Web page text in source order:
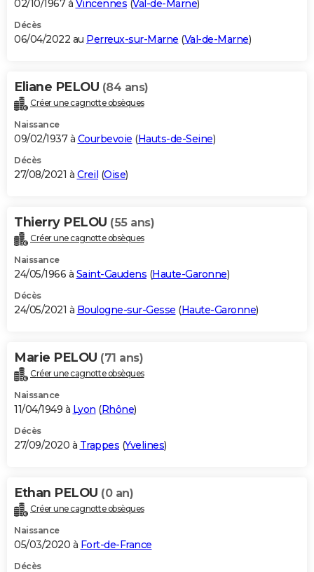
02/10/1967 à Vincennes (Val-de-Marne)
Décès
06/04/2022 au Perreux-sur-Marne (Val-de-Marne)
Eliane PELOU (84 ans)
Créer une cagnotte obsèques
Naissance
09/02/1937 à Courbevoie (Hauts-de-Seine)
Décès
27/08/2021 à Creil (Oise)
Thierry PELOU (55 ans)
Créer une cagnotte obsèques
Naissance
24/05/1966 à Saint-Gaudens (Haute-Garonne)
Décès
24/05/2021 à Boulogne-sur-Gesse (Haute-Garonne)
Marie PELOU (71 ans)
Créer une cagnotte obsèques
Naissance
11/04/1949 à Lyon (Rhône)
Décès
27/09/2020 à Trappes (Yvelines)
Ethan PELOU (0 an)
Créer une cagnotte obsèques
Naissance
05/03/2020 à Fort-de-France
Décès